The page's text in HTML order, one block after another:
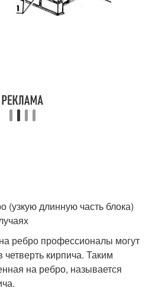
(узкую длинную часть блока)
ребро профессионалы могут
кирпича. Таким
на ребро, называется